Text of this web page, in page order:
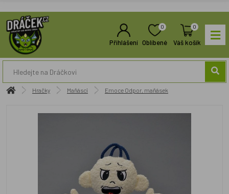
Přihlášení
0
Oblíbené
0
Váš košík
Hračky Maňásci Emoce Odpor, maňásek